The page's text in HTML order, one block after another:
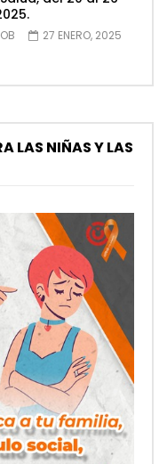
27 ENERO, 2025
LAS NIÑAS Y LAS